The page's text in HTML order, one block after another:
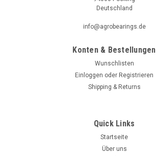
Deutschland
info@agrobearings.de
Konten & Bestellungen
Wunschlisten
Einloggen oder Registrieren
Shipping & Returns
Quick Links
Startseite
Über uns